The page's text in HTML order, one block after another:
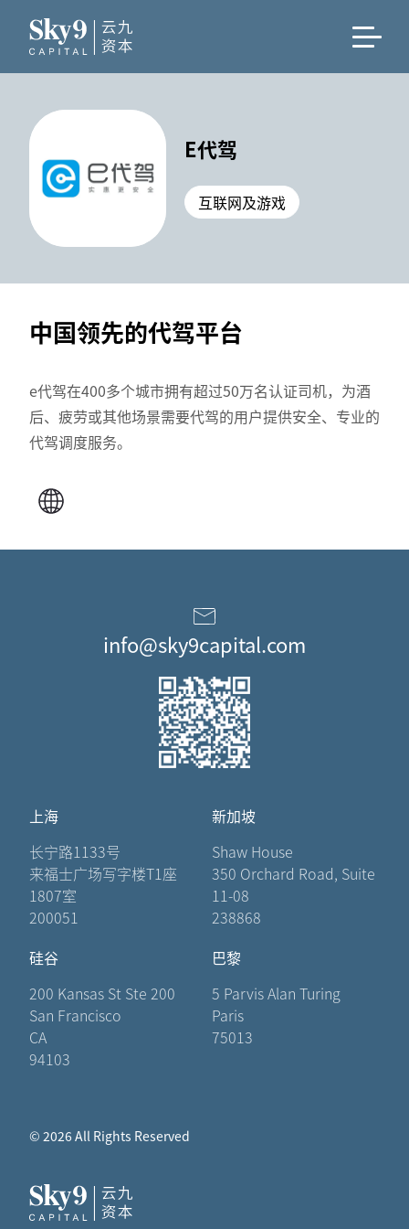
E代驾
互联网及游戏
中国领先的代驾平台
e代驾在400多个城市拥有超过50万名认证司机，为酒
后、疲劳或其他场景需要代驾的用户提供安全、专业的
代驾调度服务。
info@sky9capital.com
上海
长宁路1133号
来福士广场写字楼T1座
1807室
200051
新加坡
Shaw House
350 Orchard Road, Suite
11-08
238868
硅谷
200 Kansas St Ste 200
San Francisco
CA
94103
巴黎
5 Parvis Alan Turing
Paris
75013
© 2026 All Rights Reserved